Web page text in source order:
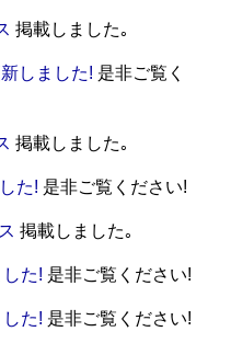
掲載しました｡
しました! 是非ご覧く
掲載しました｡
た! 是非ご覧ください!
掲載しました｡
た! 是非ご覧ください!
た! 是非ご覧ください!